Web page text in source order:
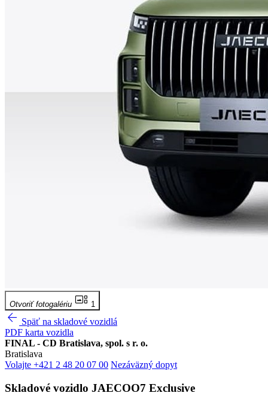
Otvoriť fotogalériu gallery_thumbnail 1
arrow_back Späť na skladové vozidlá
PDF karta vozidla
FINAL - CD Bratislava, spol. s r. o.
Bratislava
Volajte +421 2 48 20 07 00 Nezáväzný dopyt
Skladové vozidlo JAECOO7 Exclusive